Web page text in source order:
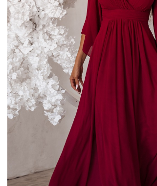
Midi kleitas
Vakarkleitas
Maxi kleitas
Skater kleitas
Mini kleitas
Adīt kleitas